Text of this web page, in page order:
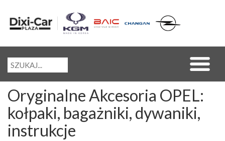
Oryginalne Akcesoria OPEL:
kołpaki, bagażniki, dywaniki,
instrukcje